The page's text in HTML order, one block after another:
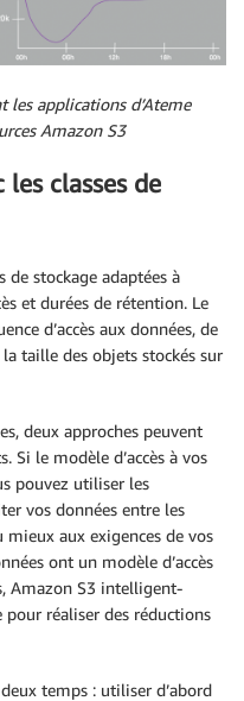
les applications d’Ateme
Amazon S3
classes de
de stockage adaptées à
et durées de rétention. Le
d’accès aux données, de
taille des objets stockés sur
deux approches peuvent
Si le modèle d’accès à vos
pouvez utiliser les
vos données entre les
mieux aux exigences de vos
ont un modèle d’accès
Amazon S3 intelligent-
réaliser des réductions
temps : utiliser d’abord